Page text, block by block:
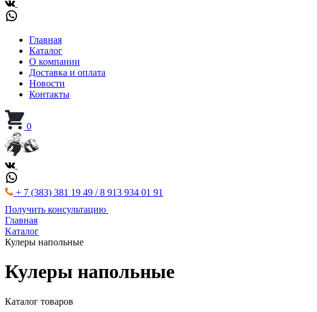
Главная
Каталог
О компании
Доставка и оплата
Новости
Контакты
0
+ 7 (383) 381 19 49 / 8 913 934 01 91
Получить консультацию
Главная
Kаталог
Кулеры напольные
Кулеры напольные
Каталог товаров